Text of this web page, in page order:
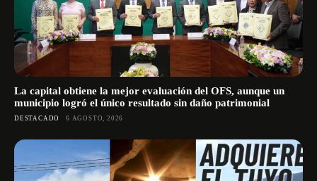
La capital obtiene la mejor evaluación del OFS, aunque un
municipio logró el único resultado sin daño patrimonial
DESTACADO 6 AGOSTO, 2026